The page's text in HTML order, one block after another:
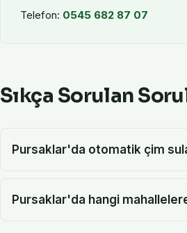
Telefon: 0545 682 87 07
Sıkça Sorulan
Pursaklar'da otomatik çim
Pursaklar'da hangi